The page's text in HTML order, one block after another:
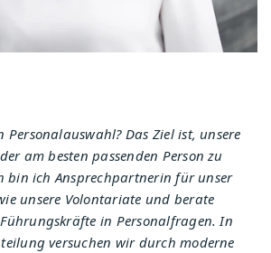
Personalauswahl? Das Ziel ist, unsere
am besten passenden Person zu
bin ich Ansprechpartnerin für unser
unsere Volontariate und berate
in Personalfragen. In
versuchen wir durch moderne